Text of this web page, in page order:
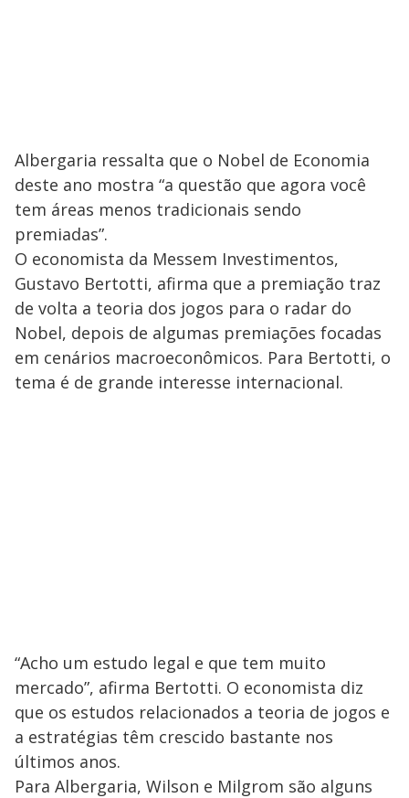
Albergaria ressalta que o Nobel de Economia
deste ano mostra “a questão que agora você
tem áreas menos tradicionais sendo
premiadas”.
O economista da Messem Investimentos,
Gustavo Bertotti, afirma que a premiação traz
de volta a teoria dos jogos para o radar do
Nobel, depois de algumas premiações focadas
em cenários macroeconômicos. Para Bertotti, o
tema é de grande interesse internacional.
“Acho um estudo legal e que tem muito
mercado”, afirma Bertotti. O economista diz
que os estudos relacionados a teoria de jogos e
a estratégias têm crescido bastante nos
últimos anos.
Para Albergaria, Wilson e Milgrom são alguns